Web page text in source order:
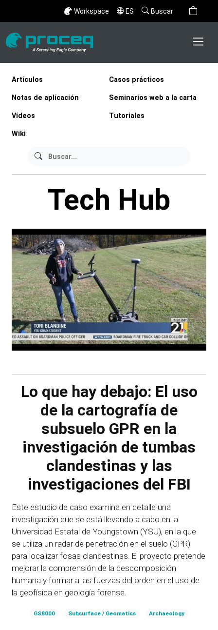
Workspace ES Buscar
Artículos Casos prácticos
Notas de aplicación Seminarios web a la carta
Vídeos Tutoriales
Wiki
Tech Hub
Lo que hay debajo: El uso
de la cartografía de
subsuelo GPR en la
investigación de tumbas
clandestinas y las
investigaciones del FBI
Este estudio de caso examina en detalle una
investigación que se está llevando a cabo en la
Universidad Estatal de Youngstown (YSU), en la que
se utiliza un radar de penetración en el suelo (GPR)
para localizar fosas clandestinas. El proyecto pretende
mejorar la comprensión de la descomposición
humana y formar a las fuerzas del orden en el uso de
la geofísica en geología forense.
GS8000 Subsurface / Geomatics Archaeology